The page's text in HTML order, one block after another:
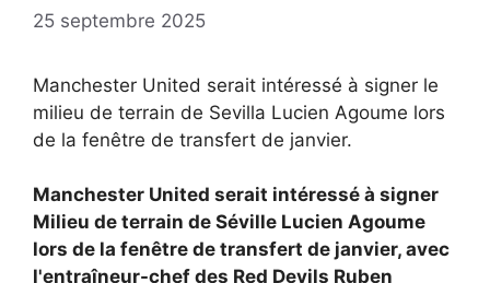
25 septembre 2025
Manchester United serait intéressé à signer le
milieu de terrain de Sevilla Lucien Agoume lors
de la fenêtre de transfert de janvier.
Manchester United serait intéressé à signer
Milieu de terrain de Séville Lucien Agoume
lors de la fenêtre de transfert de janvier, avec
l'entraîneur-chef des Red Devils Ruben